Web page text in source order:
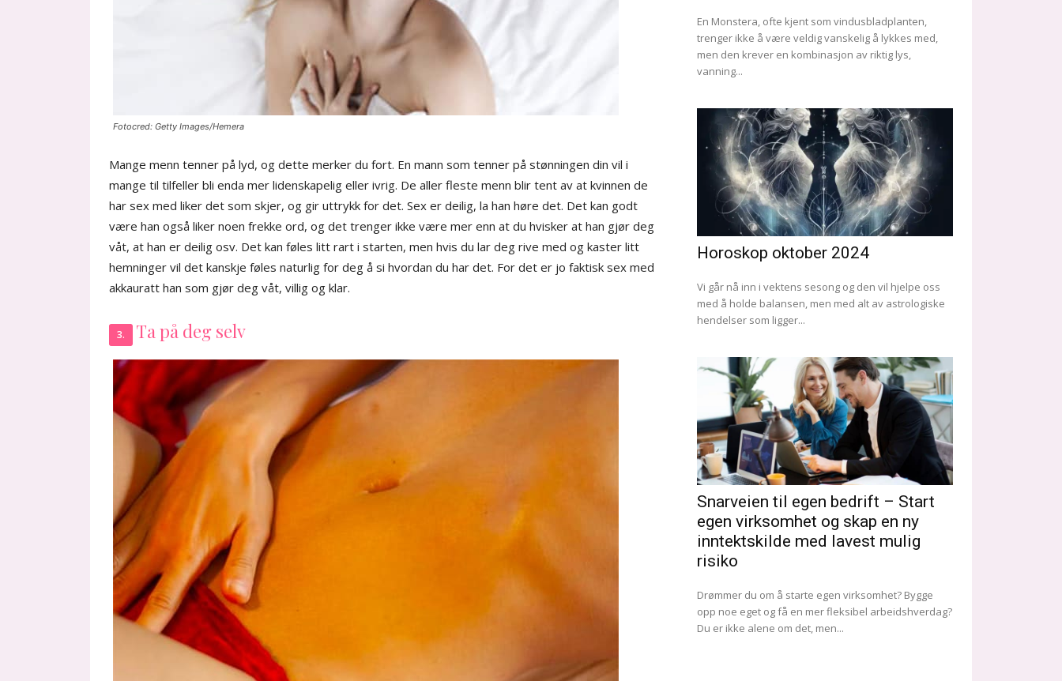
Fotocred: Getty Images/Hemera
Mange menn tenner på lyd, og dette merker du fort. En mann som tenner på stønningen din vil i
mange til tilfeller bli enda mer lidenskapelig eller ivrig. De aller fleste menn blir tent av at kvinnen de
har sex med liker det som skjer, og gir uttrykk for det. Sex er deilig, la han høre det. Det kan godt
være han også liker noen frekke ord, og det trenger ikke være mer enn at du hvisker at han gjør deg
våt, at han er deilig osv. Det kan føles litt rart i starten, men hvis du lar deg rive med og kaster litt
hemninger vil det kanskje føles naturlig for deg å si hvordan du har det. For det er jo faktisk sex med
akkauratt han som gjør deg våt, villig og klar.
3. Ta på deg selv
En Monstera, ofte kjent som vindusbladplanten,
trenger ikke å være veldig vanskelig å lykkes med,
men den krever en kombinasjon av riktig lys,
vanning...
Horoskop oktober 2024
Vi går nå inn i vektens sesong og den vil hjelpe oss
med å holde balansen, men med alt av astrologiske
hendelser som ligger...
Snarveien til egen bedrift – Start
egen virksomhet og skap en ny
inntektskilde med lavest mulig
risiko
Drømmer du om å starte egen virksomhet? Bygge
opp noe eget og få en mer fleksibel arbeidshverdag?
Du er ikke alene om det, men...